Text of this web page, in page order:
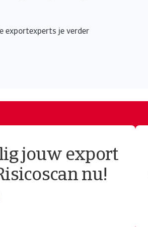
exportexperts je verder
jouw export
nu!